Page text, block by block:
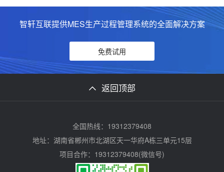
智轩互联提供MES生产过程管理系统的全面解决方案
免费试用
返回顶部
全国热线：19312379408
地址：湖南省郴州市北湖区天一华府A栋三单元15层
项目合作：19312379408(微信号)